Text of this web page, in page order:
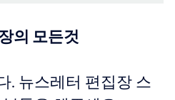
의 모든것
. 뉴스레터 편집장 스